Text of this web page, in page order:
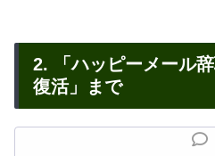
2. 「ハッピーメール
復活」まで